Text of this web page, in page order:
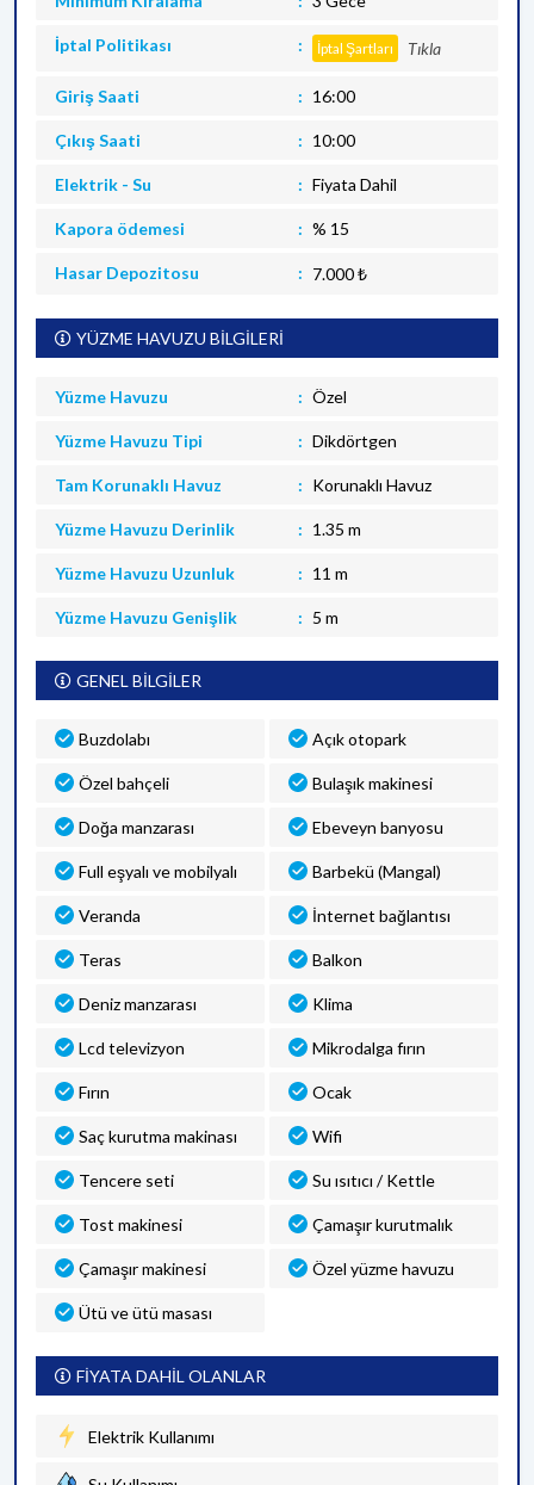
İptal Politikası İptal Şartları Tıkla
Giriş Saati 16:00
Çıkış Saati 10:00
Elektrik - Su Fiyata Dahil
Kapora ödemesi % 15
Hasar Depozitosu 7.000 ₺
YÜZME HAVUZU BİLGİLERİ
Yüzme Havuzu Özel
Yüzme Havuzu Tipi Dikdörtgen
Tam Korunaklı Havuz Korunaklı Havuz
Yüzme Havuzu Derinlik 1.35 m
Yüzme Havuzu Uzunluk 11 m
Yüzme Havuzu Genişlik 5 m
GENEL BİLGİLER
Buzdolabı Açık otopark
Özel bahçeli Bulaşık makinesi
Doğa manzarası Ebeveyn banyosu
Full eşyalı ve mobilyalı Barbekü (Mangal)
Veranda İnternet bağlantısı
Teras Balkon
Deniz manzarası Klima
Lcd televizyon Mikrodalga fırın
Fırın Ocak
Saç kurutma makinası Wifi
Tencere seti Su ısıtıcı / Kettle
Tost makinesi Çamaşır kurutmalık
Çamaşır makinesi Özel yüzme havuzu
Ütü ve ütü masası
FİYATA DAHİL OLANLAR
Elektrik Kullanımı